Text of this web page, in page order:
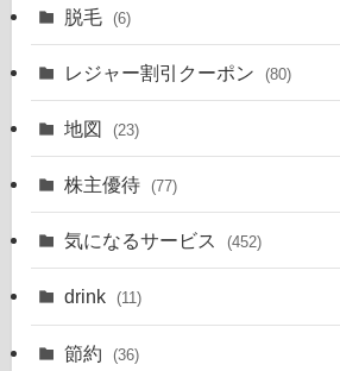
脱毛 (6)
レジャー割引クーポン (80)
地図 (23)
株主優待 (77)
気になるサービス (452)
drink (11)
節約 (36)